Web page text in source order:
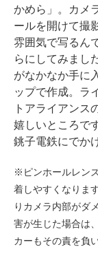
かめら」。カメ
ールを開けて撮
雰囲気で写るん
らにしてみまし
がなかなか手に
ップで作成。ラ
トアライアンス
嬉しいところで
銚子電鉄にでか
※ピンホールレン
着しやすくなりま
りカメラ内部がダ
害が生じた場合は
カーもその責を負